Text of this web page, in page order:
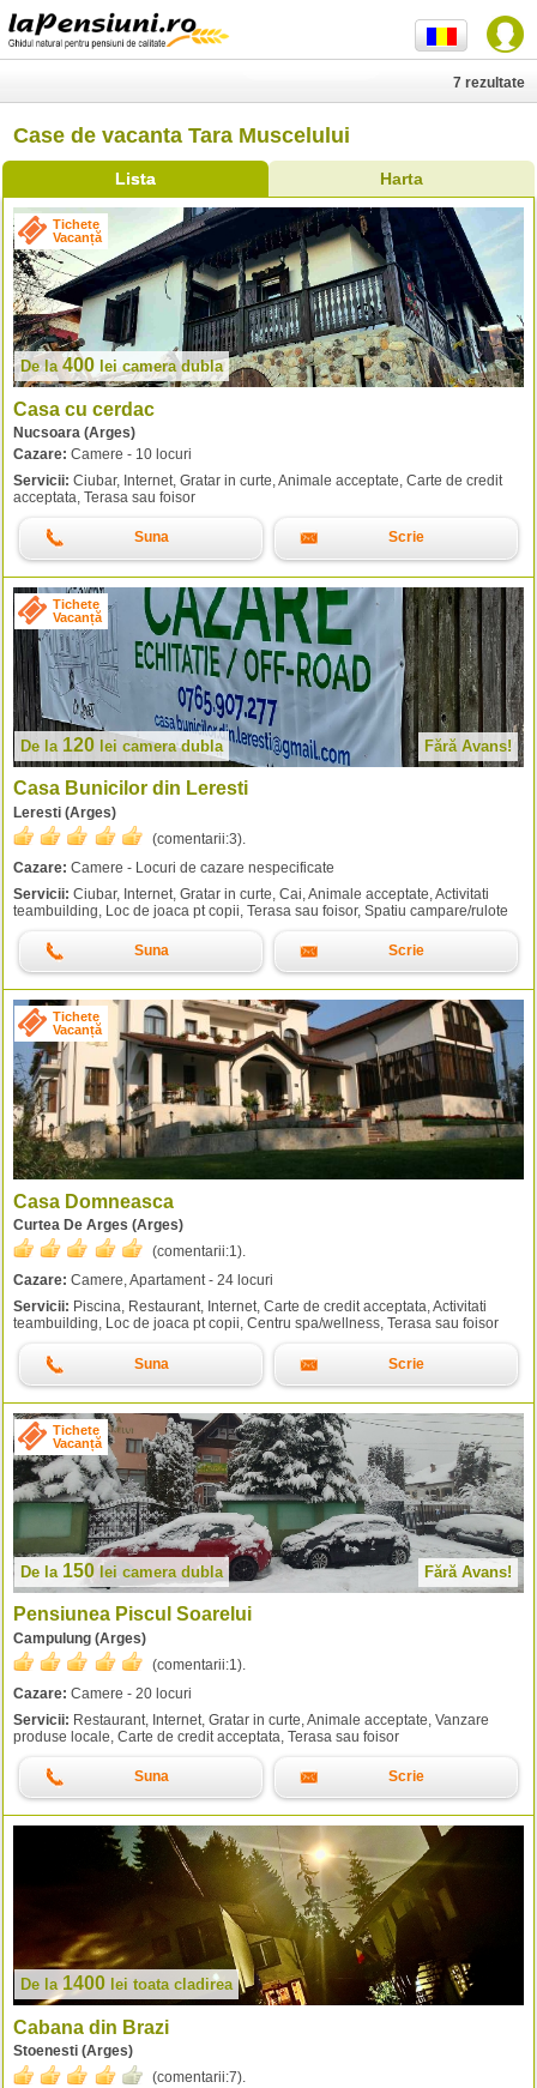
Case de vacanta Tara Muscelului
Lista Harta
7 rezultate
Tichete
Vacanță
De la 400 lei camera dubla
Casa cu cerdac
Nucsoara (Arges)
Cazare: Camere - 10 locuri
Servicii: Ciubar, Internet, Gratar in curte, Animale acceptate, Carte de credit
acceptata, Terasa sau foisor
Suna Scrie
Tichete
Vacanță
De la 120 lei camera dubla Fără Avans!
Casa Bunicilor din Leresti
Leresti (Arges)
(comentarii:3).
Cazare: Camere - Locuri de cazare nespecificate
Servicii: Ciubar, Internet, Gratar in curte, Cai, Animale acceptate, Activitati
teambuilding, Loc de joaca pt copii, Terasa sau foisor, Spatiu campare/rulote
Suna Scrie
Tichete
Vacanță
Casa Domneasca
Curtea De Arges (Arges)
(comentarii:1).
Cazare: Camere, Apartament - 24 locuri
Servicii: Piscina, Restaurant, Internet, Carte de credit acceptata, Activitati
teambuilding, Loc de joaca pt copii, Centru spa/wellness, Terasa sau foisor
Suna Scrie
Tichete
Vacanță
De la 150 lei camera dubla Fără Avans!
Pensiunea Piscul Soarelui
Campulung (Arges)
(comentarii:1).
Cazare: Camere - 20 locuri
Servicii: Restaurant, Internet, Gratar in curte, Animale acceptate, Vanzare
produse locale, Carte de credit acceptata, Terasa sau foisor
Suna Scrie
De la 1400 lei toata cladirea
Cabana din Brazi
Stoenesti (Arges)
(comentarii:7).